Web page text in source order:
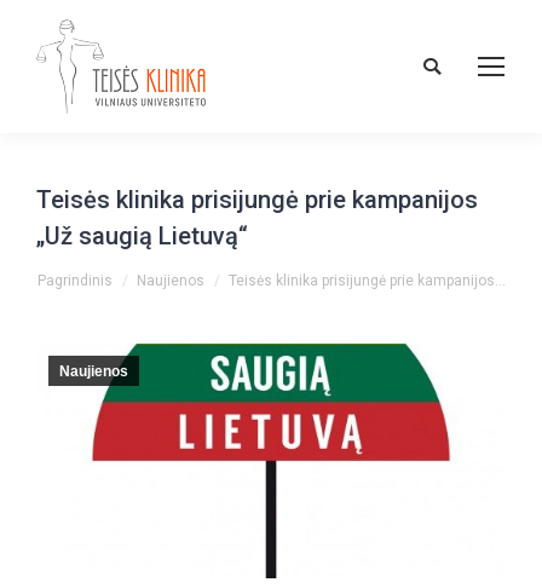
Paieška:
Teisės klinika prisijungė prie kampanijos
„Už saugią Lietuvą“
You are here:
Pagrindinis Naujienos Teisės klinika prisijungė prie kampanijos…
Naujienos